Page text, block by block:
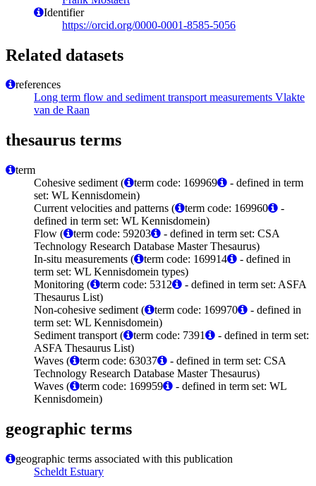
Identifier
https://orcid.org/0000-0001-8585-5056
Related datasets
references
Long term flow and sediment transport measurements Vlakte
van de Raan
thesaurus terms
term
Cohesive sediment (
term code: 169969
- defined in term
set: WL Kennisdomein)
Current velocities and patterns (
term code: 169960
-
defined in term set: WL Kennisdomein)
Flow (
term code: 59203
- defined in term set: CSA
Technology Research Database Master Thesaurus)
In-situ measurements (
term code: 169914
- defined in
term set: WL Kennisdomein types)
Monitoring (
term code: 5312
- defined in term set: ASFA
Thesaurus List)
Non-cohesive sediment (
term code: 169970
- defined in
term set: WL Kennisdomein)
Sediment transport (
term code: 7391
- defined in term set:
ASFA Thesaurus List)
Waves (
term code: 63037
- defined in term set: CSA
Technology Research Database Master Thesaurus)
Waves (
term code: 169959
- defined in term set: WL
Kennisdomein)
geographic terms
geographic terms associated with this publication
Scheldt Estuary